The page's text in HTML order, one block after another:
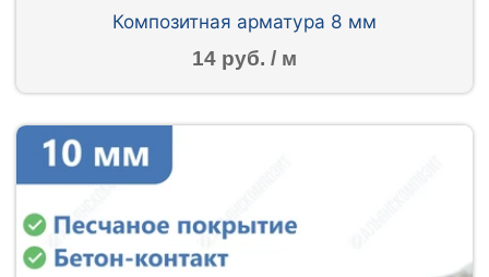
Композитная арматура 8 мм
14 руб. / м